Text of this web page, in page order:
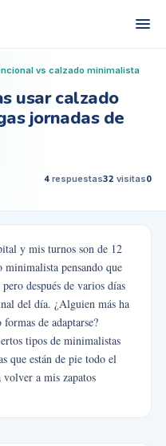
vs calzado minimalista
usar calzado
jornadas de
4 respuestas32 visitas0
y mis turnos son de 12
minimalista pensando que
después de varios días
del día. ¿Alguien más ha
de adaptarse?
tipos de minimalistas
que están de pie todo el
a mis zapatos